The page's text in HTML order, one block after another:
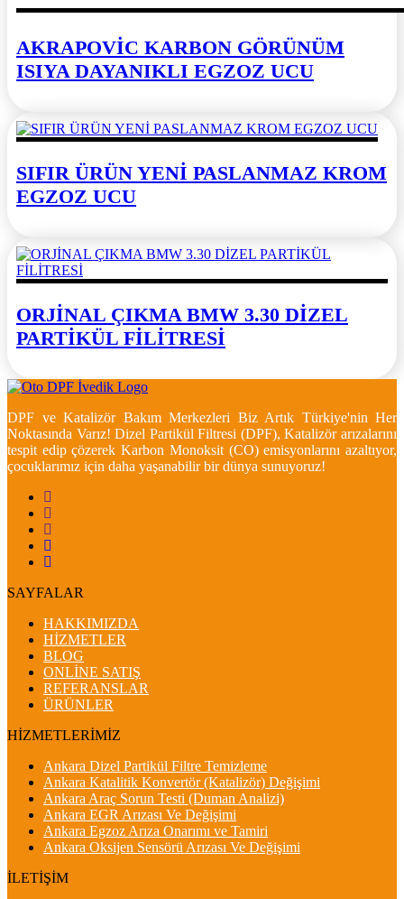
AKRAPOVİC KARBON GÖRÜNÜM
ISIYA DAYANIKLI EGZOZ UCU
SIFIR ÜRÜN YENİ PASLANMAZ KROM
EGZOZ UCU
ORJİNAL ÇIKMA BMW 3.30 DİZEL
PARTİKÜL FİLİTRESİ
DPF ve Katalizör Bakım Merkezleri Biz Artık Türkiye'nin Her
Noktasında Varız! Dizel Partikül Filtresi (DPF), Katalizör arızalarını
tespit edip çözerek Karbon Monoksit (CO) emisyonlarını azaltıyor,
çocuklarımız için daha yaşanabilir bir dünya sunuyoruz!
SAYFALAR
HAKKIMIZDA
HİZMETLER
BLOG
ONLİNE SATIŞ
REFERANSLAR
ÜRÜNLER
HİZMETLERİMİZ
Ankara Dizel Partikül Filtre Temizleme
Ankara Katalitik Konvertör (Katalizör) Değişimi
Ankara Araç Sorun Testi (Duman Analizi)
Ankara EGR Arızası Ve Değişimi
Ankara Egzoz Arıza Onarımı ve Tamiri
Ankara Oksijen Sensörü Arızası Ve Değişimi
İLETİŞİM